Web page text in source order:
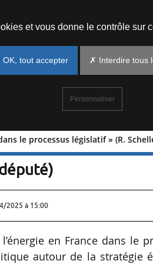
le processus législatif » (R.
dans le
2025 à 15:00
en France dans le
autour de la stratégie
et vous donne le contrôle sur
OK, tout accepter ✗ Interdire tous
Personnaliser